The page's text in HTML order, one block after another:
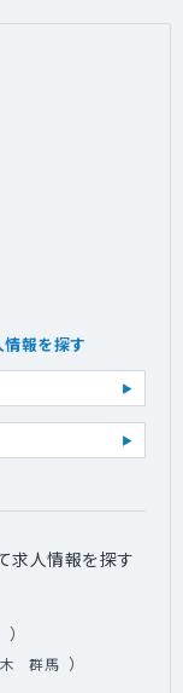
情報を探す
求人情報を探す
）
群馬 ）